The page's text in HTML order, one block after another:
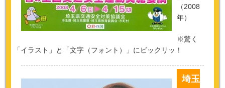
（2008
年）
※驚く
「イラスト」と「文字（フォント）」にビックリッ！
埼玉